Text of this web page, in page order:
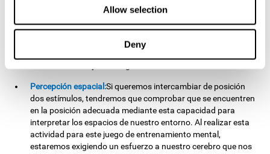
Allow selection
Deny
memoria no verbal. PracticandoCruzafichas
nuestra memoria no verbal con este juego, podría
resultarnos más sencillo memorizar información de carácter
Percepción espacial:Si queremos intercambiar de posición
dos estímulos, tendremos que comprobar que se encuentren
en la posición adecuada mediante esta capacidad para
interpretar los espacios de nuestro entorno. Al realizar esta
actividad para este juego de entrenamiento mental,
estaremos exigiendo un esfuerzo a nuestro cerebro que nos